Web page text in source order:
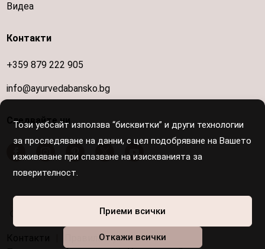
Този уебсайт използва “бисквитки” и други технологии
за проследяване на данни, с цел подобряване на Вашето
изживяване при спазване на изискванията за
поверителност.
Приеми всички
Откажи всички
Видеа
Контакти
+359 879 222 905
info@ayurvedabansko.bg
Следвайте ни
Осигурен е достъп за хора с увреждания
Правила и условия |